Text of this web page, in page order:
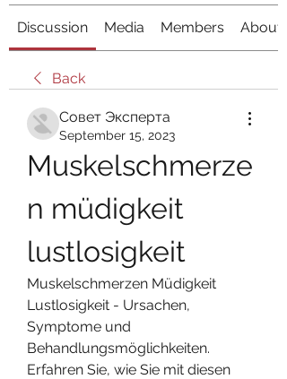
Discussion Media Members About
Back
Совет Эксперта
September 15, 2023
Muskelschmerze
n müdigkeit
lustlosigkeit
Muskelschmerzen Müdigkeit
Lustlosigkeit - Ursachen,
Symptome und
Behandlungsmöglichkeiten.
Erfahren Sie, wie Sie mit diesen